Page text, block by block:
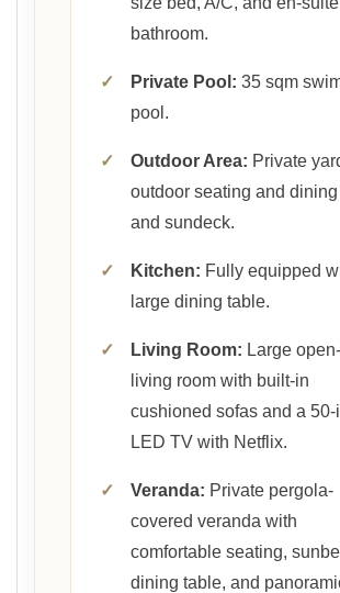
bathroom.
✓ Private Pool: 35 sqm
pool.
✓ Outdoor Area: Private
outdoor seating and dining
and sundeck.
✓ Kitchen: Fully equipped
large dining table.
✓ Living Room: Large
living room with built-in
cushioned sofas and a 50-
LED TV with Netflix.
✓ Veranda: Private pergola-
covered veranda with
comfortable seating,
dining table, and